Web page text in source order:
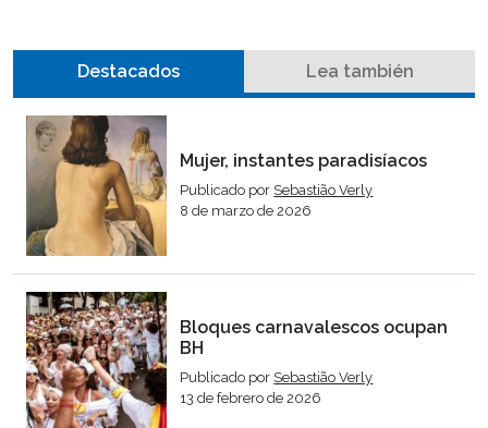
Destacados Lea también
Mujer, instantes paradisíacos
Publicado por Sebastião Verly
8 de marzo de 2026
Bloques carnavalescos ocupan
BH
Publicado por Sebastião Verly
13 de febrero de 2026